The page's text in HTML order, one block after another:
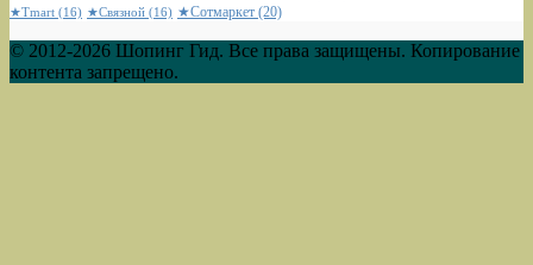
★Tmart (16) ★Связной (16) ★Сотмаркет (20)
© 2012-2026 Шопинг Гид. Все права защищены. Копирование
контента запрещено.